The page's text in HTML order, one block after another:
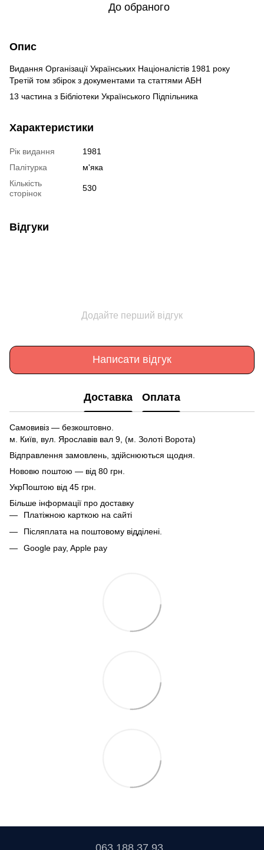
До обраного
Опис
Видання Організації Українських Націоналістів 1981 року
Третій том збірок з документами та статтями АБН
13 частина з Бібліотеки Українського Підпільника
Характеристики
Рік видання
1981
Палітурка
м'яка
Кількість
сторінок
530
Відгуки
Додайте перший відгук
Написати відгук
Доставка Оплата
Самовивіз — безкоштовно.
м. Київ, вул. Ярославів вал 9, (м. Золоті Ворота)
Відправлення замовлень, здійснюються щодня.
Нововю поштою — від 80 грн.
УкрПоштою від 45 грн.
Більше інформації про доставку
Платіжною карткою на сайті
Післяплата на поштовому відділені.
Google pay, Apple pay
063 188 37 93